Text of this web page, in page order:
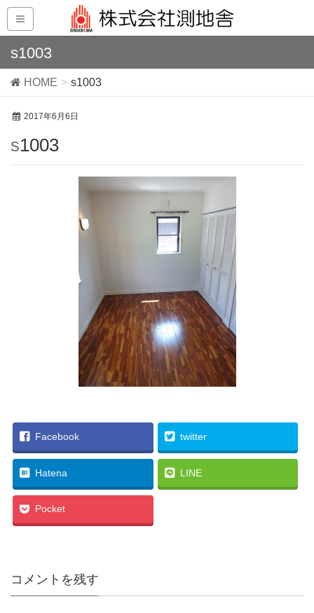
s1003
HOME s1003
2017年6月6日
s1003
Facebook twitter
Hatena LINE
Pocket
コメントを残す